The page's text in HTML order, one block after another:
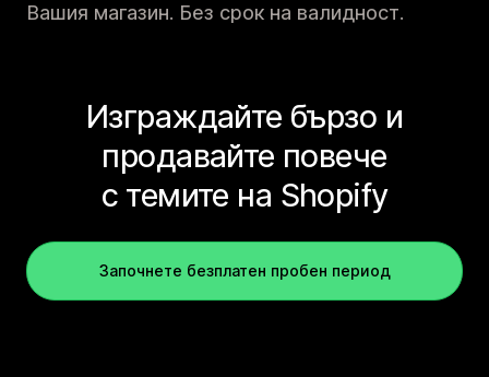
Вашия магазин. Без срок на валидност.
Изграждайте бързо и
продавайте повече
с темите на Shopify
Започнете безплатен пробен период